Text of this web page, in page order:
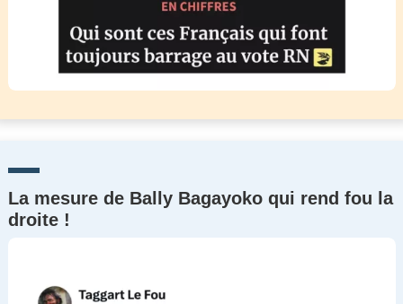
La mesure de Bally Bagayoko qui rend fou la
droite !